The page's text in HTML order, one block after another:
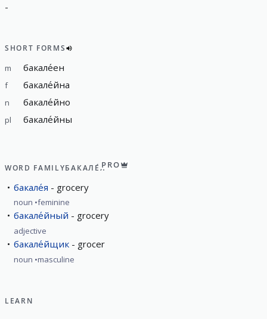
-
SHORT FORMS
m бакале́ен
f бакале́йна
n бакале́йно
pl бакале́йны
WORD FAMILYБАКАЛЕ́ЯPRO
бакале́я grocery
noun feminine
бакале́йный grocery
adjective
бакале́йщик grocer
noun masculine
LEARN